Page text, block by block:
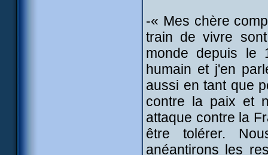
-« Mes chère
train de vivre
monde depuis le
humain et j'en
aussi en tant que
contre la paix et
attaque contre la
être tolérer.
anéantirons les